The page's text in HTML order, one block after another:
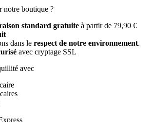
notre boutique ?
standard gratuite à partir de 79,90 €
dans le respect de notre environnement.
avec cryptage SSL
avec